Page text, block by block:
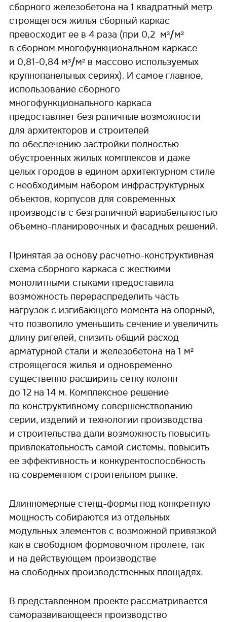
сборного железобетона на 1 квадратный метр
строящегося жилья сборный каркас
превосходит ее в 4 раза (при 0,2 м³/м²
в сборном многофункциональном каркасе
и 0,81-0,84 м³/м² в массово используемых
крупнопанельных сериях). И самое главное,
использование сборного
многофункционального каркаса
предоставляет безграничные возможности
для архитекторов и строителей
по обеспечению застройки полностью
обустроенных жилых комплексов и даже
целых городов в едином архитектурном стиле
с необходимым набором инфраструктурных
объектов, корпусов для современных
производств с безграничной вариабельностью
объемно-планировочных и фасадных решений.
Принятая за основу расчетно-конструктивная
схема сборного каркаса с жесткими
монолитными стыками предоставила
возможность перераспределить часть
нагрузок с изгибающего момента на опорный,
что позволило уменьшить сечение и увеличить
длину ригелей, снизить общий расход
арматурной стали и железобетона на 1 м²
строящегося жилья и одновременно
существенно расширить сетку колонн
до 12 на 14 м. Комплексное решение
по конструктивному совершенствованию
серии, изделий и технологии производства
и строительства дали возможность повысить
привлекательность самой системы, повысить
ее эффективность и конкурентоспособность
на современном строительном рынке.
Длинномерные стенд-формы под конкретную
мощность собираются из отдельных
модульных элементов с возможной привязкой
как в свободном формовочном пролете, так
и на действующем производстве
на свободных производственных площадях.
В представленном проекте рассматривается
саморазвивающееся производство